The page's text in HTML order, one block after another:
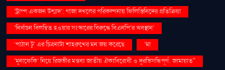
‘ট্রাম্প একজন উন্মাদ’: গাজা দখলের পরিকল্পনায় ফিলিস্তিনিদের প্রতিক্রিয়া
‘নির্বাচন বিলম্বিত হওয়ার সংস্কারের বিরুদ্ধে বিএনপি’র অবস্থান’
‘পাঠান টু’ এর চিত্রনাট্য শাহরুখের মন জয় করেছে
‘মা
‘মুনাফেকি’ নিয়ে রিজভীর মন্তব্য জাতীয় ঐক্যবিরোধী ও দুরভিসন্ধিপূর্ণ: জামায়াত"